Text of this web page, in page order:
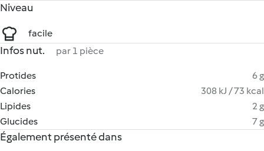
Niveau
facile
Infos nut. par 1 pièce
Protides
6 g
Calories
308 kJ / 73 kcal
Lipides
2 g
Glucides
7 g
Également présenté dans